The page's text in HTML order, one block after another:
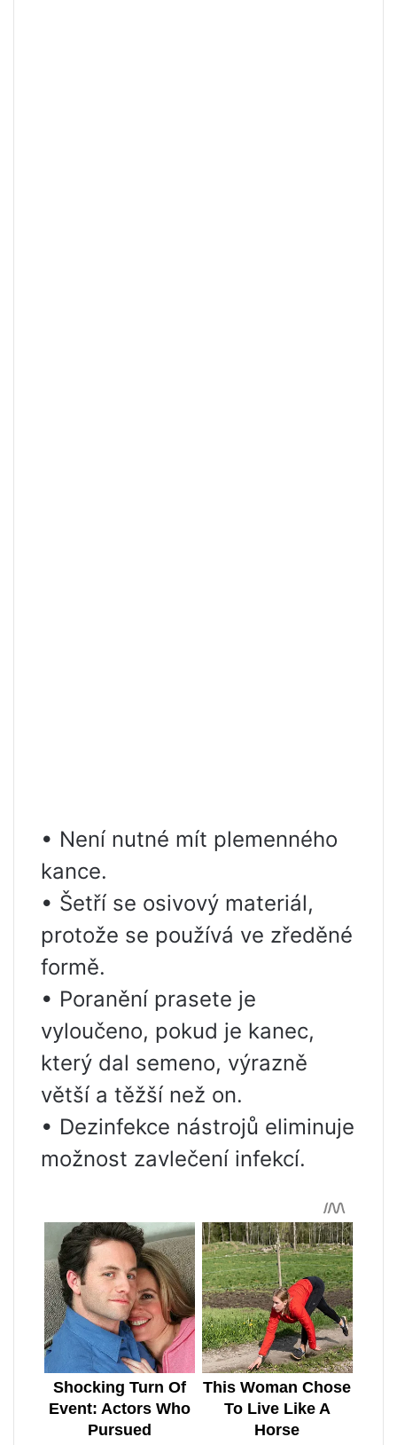
• Není nutné mít plemenného
kance.
• Šetří se osivový materiál,
protože se používá ve zředěné
formě.
• Poranění prasete je
vyloučeno, pokud je kanec,
který dal semeno, výrazně
větší a těžší než on.
• Dezinfekce nástrojů eliminuje
možnost zavlečení infekcí.